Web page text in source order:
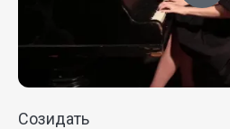
Созидать